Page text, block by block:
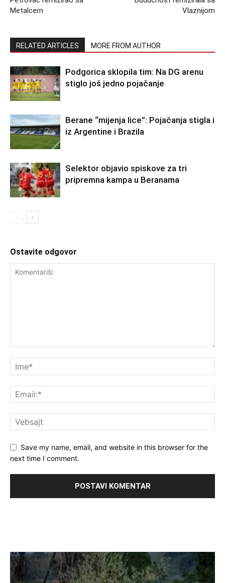
Metalcem
Vlaznijom
RELATED ARTICLES MORE FROM AUTHOR
Podgorica sklopila tim: Na DG arenu
stiglo još jedno pojačanje
Berane “mijenja lice”: Pojačanja stigla i
iz Argentine i Brazila
Selektor objavio spiskove za tri
pripremna kampa u Beranama
Ostavite odgovor
Save my name, email, and website in this browser for the
next time I comment.